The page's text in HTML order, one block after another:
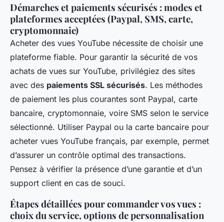
Démarches et paiements sécurisés : modes et
plateformes acceptées (Paypal, SMS, carte,
cryptomonnaie)
Acheter des vues YouTube nécessite de choisir une
plateforme fiable. Pour garantir la sécurité de vos
achats de vues sur YouTube, privilégiez des sites
avec des paiements SSL sécurisés. Les méthodes
de paiement les plus courantes sont Paypal, carte
bancaire, cryptomonnaie, voire SMS selon le service
sélectionné. Utiliser Paypal ou la carte bancaire pour
acheter vues YouTube français, par exemple, permet
d’assurer un contrôle optimal des transactions.
Pensez à vérifier la présence d’une garantie et d’un
support client en cas de souci.
Étapes détaillées pour commander vos vues :
choix du service, options de personnalisation